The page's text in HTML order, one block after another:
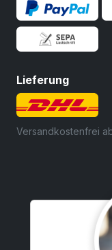
Lieferung
Versandkostenfrei